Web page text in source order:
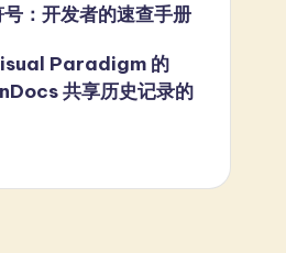
：开发者的速查手册
Paradigm 的
共享历史记录的